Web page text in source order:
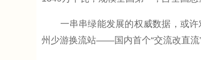
一串串绿能发展的权威数据，或许
州少游换流站——国内首个“交流改直流